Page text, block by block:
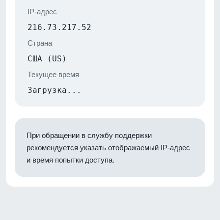
IP-адрес
216.73.217.52
Страна
США (US)
Текущее время
Загрузка...
При обращении в службу поддержки
рекомендуется указать отображаемый IP-адрес
и время попытки доступа.